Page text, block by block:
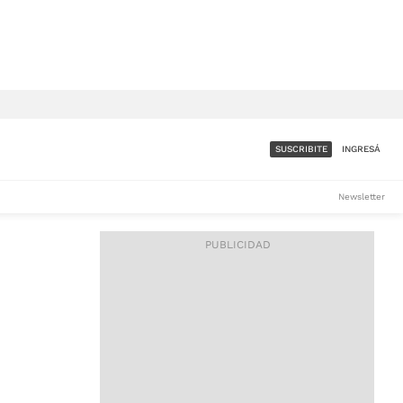
ACCESO FULL - $1.800/MES
SUSCRIBITE INGRESÁ
Newsletter